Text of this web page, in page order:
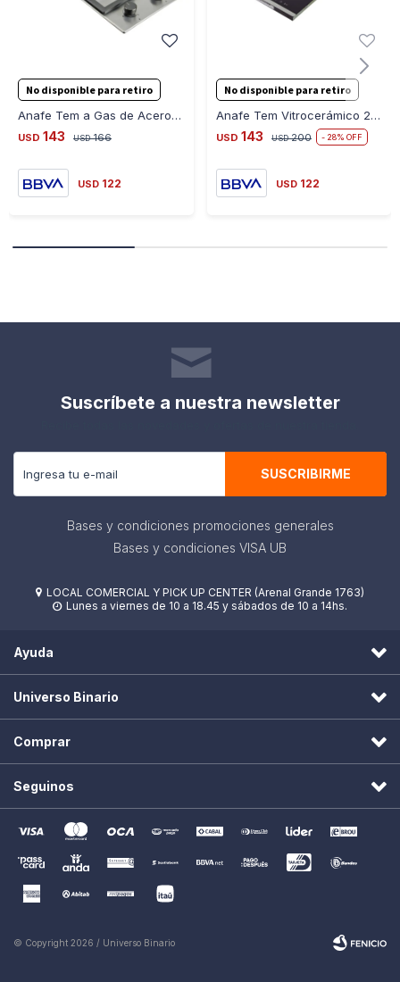
No disponible para retiro
Anafe Tem a Gas de Acero 2H T1DAN4HGS2310
USD 143 USD 166
USD 122
No disponible para retiro
Anafe Tem Vitrocerámico 2H T1DAN2HVT2307
USD 143 USD 200 28
USD 122
Suscríbete a nuestra newsletter
SUSCRIBIRME
Bases y condiciones promociones generales
Bases y condiciones VISA UB
 LOCAL COMERCIAL Y PICK UP CENTER (Arenal Grande 1763)
 Lunes a viernes de 10 a 18.45 y sábados de 10 a 14hs.
Ayuda
Universo Binario
Comprar
Seguinos
© Copyright 2026 / Universo Binario